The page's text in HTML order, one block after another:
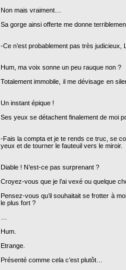
Non mais vraiment…
Sa gorge ainsi offerte me donne
-Ce n’est probablement pas très
Hum, ma voix sonne un peu rauque non ?
Totalement immobile, il me dévisage en
Un instant épique !
Ses yeux se détachent finalement de moi
-Fais la compta et je te rends ce truc, se
yeux et de tourner le fauteuil vers le
Diable ! N’est-ce pas surprenant ?
Croyez-vous que je l’ai vexé ou quelque
Pensez-vous qu’il souhaitait se frotter à
le plus fort ?
Hum.
Etrange.
Présenté comme cela c’est plutôt…